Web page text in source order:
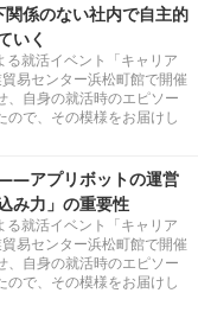
係のない社内で自主的
いく
就活イベント「キャリア
易センター浜松町館で開催
、自身の就活時のエピソー
ので、その模様をお届けし
アプリボットの運営
み力」の重要性
就活イベント「キャリア
易センター浜松町館で開催
、自身の就活時のエピソー
ので、その模様をお届けし